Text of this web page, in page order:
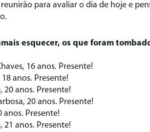
para avaliar o dia de hoje e
esquecer, os que foram
16 anos. Presente!
anos. Presente!
20 anos. Presente!
20 anos. Presente!
anos. Presente!
21 anos. Presente!